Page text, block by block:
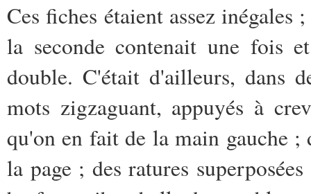
Ces fiches étaient assez
la seconde contenait une fois
double. C'était d'ailleurs, dans
mots zigzaguant, appuyés à
qu'on en fait de la main gauche ;
la page ; des ratures